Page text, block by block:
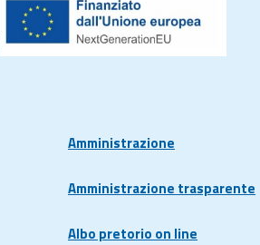
Amministrazione
Amministrazione trasparente
Albo pretorio on line